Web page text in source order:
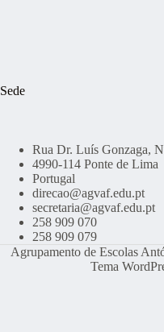
Sede
Rua Dr. Luís Gonzaga,
4990-114 Ponte de Lima
Portugal
direcao@agvaf.edu.pt
secretaria@agvaf.edu.pt
258 909 070
258 909 079
Agrupamento de Escolas
Tema